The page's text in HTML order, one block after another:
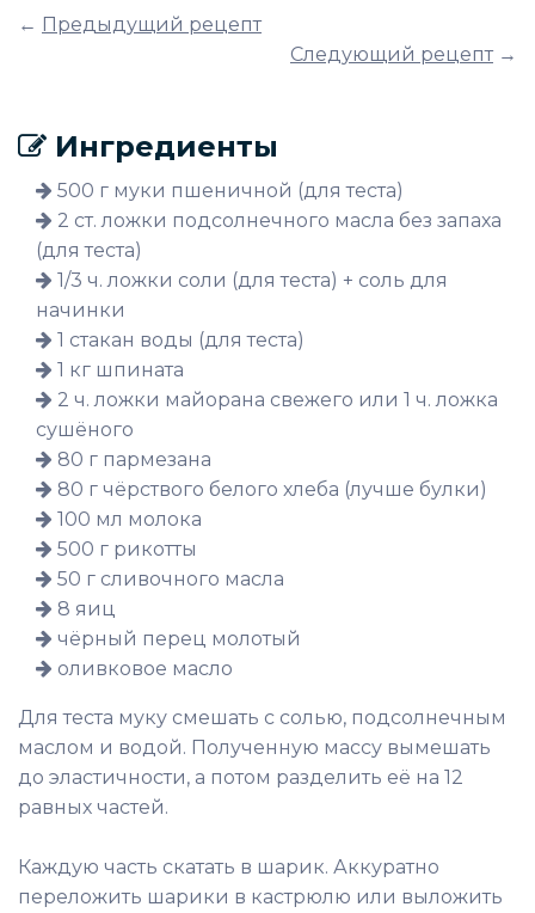
← Предыдущий рецепт
Следующий рецепт→
Ингредиенты
500 г муки пшеничной (для теста)
2 ст. ложки подсолнечного масла без запаха
(для теста)
1/3 ч. ложки соли (для теста) + соль для
начинки
1 стакан воды (для теста)
1 кг шпината
2 ч. ложки майорана свежего или 1 ч. ложка
сушёного
80 г пармезана
80 г чёрствого белого хлеба (лучше булки)
100 мл молока
500 г рикотты
50 г сливочного масла
8 яиц
чёрный перец молотый
оливковое масло
Для теста муку смешать с солью, подсолнечным
маслом и водой. Полученную массу вымешать
до эластичности, а потом разделить её на 12
равных частей.
Каждую часть скатать в шарик. Аккуратно
переложить шарики в кастрюлю или выложить